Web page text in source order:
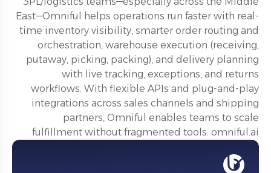
East—Omniful helps operations run faster with real-
time inventory visibility, smarter order routing and
orchestration, warehouse execution (receiving,
putaway, picking, packing), and delivery planning
with live tracking, exceptions, and returns
workflows. With flexible APIs and plug-and-play
integrations across sales channels and shipping
partners, Omniful enables teams to scale
fulfillment without fragmented tools. omniful.ai